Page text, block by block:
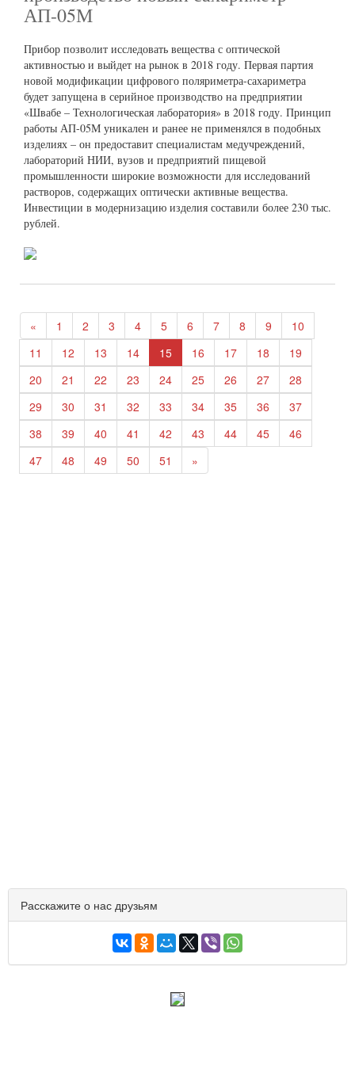
АП-05М
Прибор позволит исследовать вещества с оптической
активностью и выйдет на рынок в 2018 году. Первая партия
новой модификации цифрового поляриметра-сахариметра
будет запущена в серийное производство на предприятии
«Швабе – Технологическая лаборатория» в 2018 году. Принцип
работы АП-05М уникален и ранее не применялся в подобных
изделиях – он предоставит специалистам медучреждений,
лабораторий НИИ, вузов и предприятий пищевой
промышленности широкие возможности для исследований
растворов, содержащих оптически активные вещества.
Инвестиции в модернизацию изделия составили более 230 тыс.
рублей.
« 1 2 3 4 5 6 7 8 9
10
11
12 13 14 15 16 17 18
19
20
21 22 23 24 25 26 27
28
29
30 31 32 33 34 35 36
37
38
39 40 41 42 43 44 45
46
47
48 49 50 51 »
Расскажите о нас друзьям